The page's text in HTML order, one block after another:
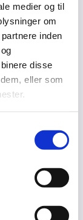
medier og til
om
inden
disse
eller som